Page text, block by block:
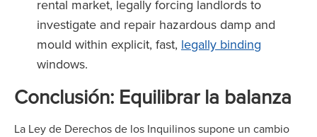
rental market, legally forcing landlords to
investigate and repair hazardous damp and
mould within explicit, fast, legally binding
windows.
Conclusión: Equilibrar la balanza
La Ley de Derechos de los Inquilinos supone un cambio